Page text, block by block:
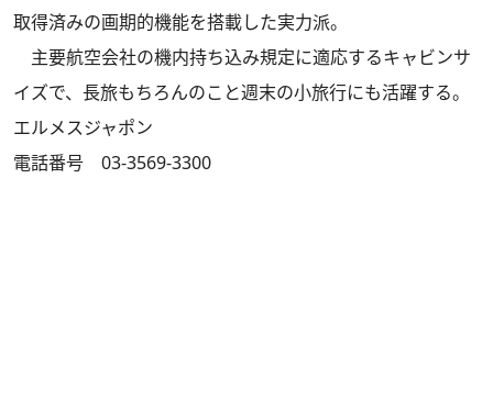
取得済みの画期的機能を搭載した実力派。
主要航空会社の機内持ち込み規定に適応するキャビンサ
イズで、長旅もちろんのこと週末の小旅行にも活躍する。
エルメスジャポン
電話番号 03-3569-3300